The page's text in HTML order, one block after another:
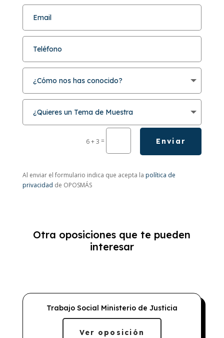
6 + 3 = Enviar
Al enviar el formulario indica que acepta la política de
privacidad de OPOSMÁS
Otra oposiciones que te pueden
interesar
Trabajo Social Ministerio de Justicia
Ver oposición